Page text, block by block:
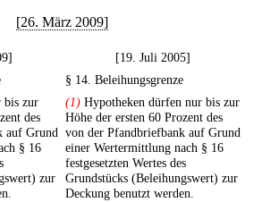
[26. März 2009]
[19. Juli 2005]
§ 14. Beleihungsgrenze
bis zur
des
auf Grund
§ 16
zur
(1) Hypotheken dürfen nur bis zur
Höhe der ersten 60 Prozent des
von der Pfandbriefbank auf Grund
einer Wertermittlung nach § 16
festgesetzten Wertes des
Grundstücks (Beleihungswert) zur
Deckung benutzt werden.